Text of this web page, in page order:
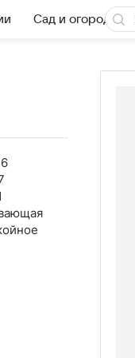
Сад и огород